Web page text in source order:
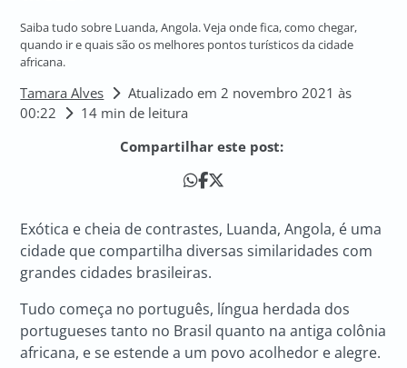
Saiba tudo sobre Luanda, Angola. Veja onde fica, como chegar,
quando ir e quais são os melhores pontos turísticos da cidade
africana.
Tamara Alves
Atualizado em 2 novembro 2021 às
00:22
14 min de leitura
Compartilhar este post:
Exótica e cheia de contrastes, Luanda, Angola, é uma
cidade que compartilha diversas similaridades com
grandes cidades brasileiras.
Tudo começa no português, língua herdada dos
portugueses tanto no Brasil quanto na antiga colônia
africana, e se estende a um povo acolhedor e alegre.